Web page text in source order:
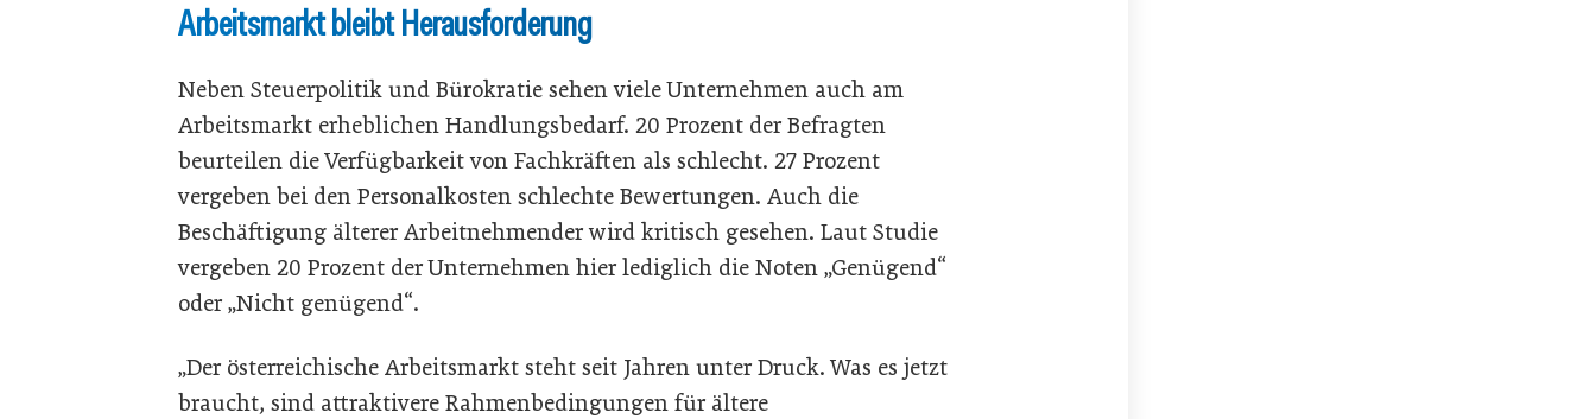
Arbeitsmarkt bleibt Herausforderung
Neben Steuerpolitik und Bürokratie sehen viele Unternehmen auch am
Arbeitsmarkt erheblichen Handlungsbedarf. 20 Prozent der Befragten
beurteilen die Verfügbarkeit von Fachkräften als schlecht. 27 Prozent
vergeben bei den Personalkosten schlechte Bewertungen. Auch die
Beschäftigung älterer Arbeitnehmender wird kritisch gesehen. Laut Studie
vergeben 20 Prozent der Unternehmen hier lediglich die Noten „Genügend“
oder „Nicht genügend“.
„Der österreichische Arbeitsmarkt steht seit Jahren unter Druck. Was es jetzt
braucht, sind attraktivere Rahmenbedingungen für ältere